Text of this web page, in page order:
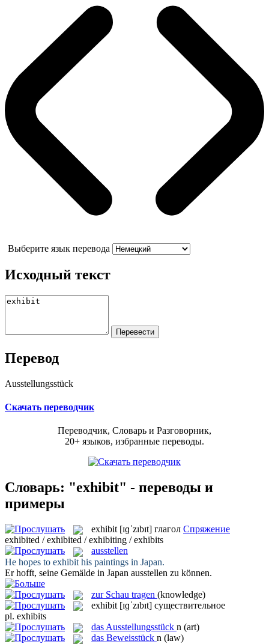
Выберите язык перевода
Исходный текст
Перевод
Ausstellungsstück
Скачать переводчик
Переводчик, Словарь и Разговорник,
20+ языков, избранные переводы.
Словарь: "exhibit" - переводы и
примеры
exhibit [ɪɡˈzɪbɪt] глагол Спряжение
exhibited / exhibited / exhibiting / exhibits
ausstellen
He hopes to exhibit his paintings in Japan.
Er hofft, seine Gemälde in Japan ausstellen zu können.
zur Schau tragen (knowledge)
exhibit [ɪɡˈzɪbɪt] существительное
pl. exhibits
das Ausstellungsstück n (art)
das Beweisstück n (law)